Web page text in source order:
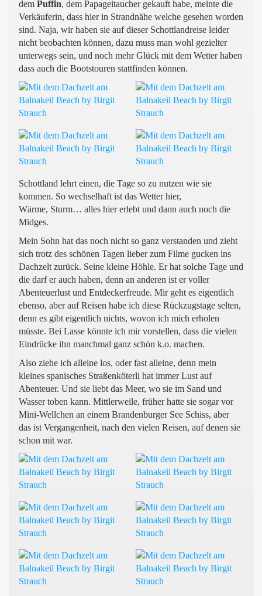
dem Puffin, dem Papageitaucher gekauft habe, meinte die
Verkäuferin, dass hier in Strandnähe welche gesehen worden
sind. Naja, wir haben sie auf dieser Schottlandreise leider
nicht beobachten können, dazu muss man wohl gezielter
unterwegs sein, und noch mehr Glück mit dem Wetter haben
dass auch die Bootstouren stattfinden können.
Schottland lehrt einen, die Tage so zu nutzen wie sie
kommen. So wechselhaft ist das Wetter hier,
Wärme, Sturm… alles hier erlebt und dann auch noch die
Midges.
Mein Sohn hat das noch nicht so ganz verstanden und zieht
sich trotz des schönen Tagen lieber zum Filme gucken ins
Dachzelt zurück. Seine kleine Höhle. Er hat solche Tage und
die darf er auch haben, denn an anderen ist er voller
Abenteuerlust und Entdeckerfreude. Mir geht es eigentlich
ebenso, aber auf Reisen habe ich diese Rückzugstage selten,
denn es gibt eigentlich nichts, wovon ich mich erholen
müsste. Bei Lasse könnte ich mir vorstellen, dass die vielen
Eindrücke ihn manchmal ganz schön k.o. machen.
Also ziehe ich alleine los, oder fast alleine, denn mein
kleines spanisches Straßenköterli hat immer Lust auf
Abenteuer. Und sie liebt das Meer, wo sie im Sand und
Wasser toben kann. Mittlerweile, früher hatte sie sogar vor
Mini-Wellchen an einem Brandenburger See Schiss, aber
das ist Vergangenheit, nach den vielen Reisen, auf denen sie
schon mit war.